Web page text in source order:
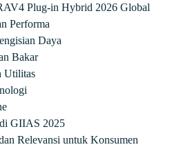
Plug-in Hybrid 2026 Global
Performa
Daya
Bakar
Utilitas
GIIAS 2025
Relevansi untuk Konsumen